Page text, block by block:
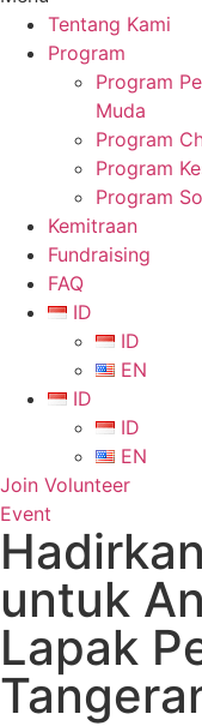
Tentang Kami
Program
Program
Muda
Program
Program
Program
Kemitraan
Fundraising
FAQ
ID
ID
EN
ID
ID
EN
Join Volunteer
Event
untuk
Lapak